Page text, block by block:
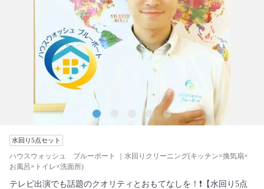
水回り5点セット
ハウスウォッシュ ブルーポート
｜水回りクリーニング(キッチン×換気扇×
お風呂×トイレ×洗面所)
テレビ出演でも話題のクオリティとおもてなしを！❗【水回り5点